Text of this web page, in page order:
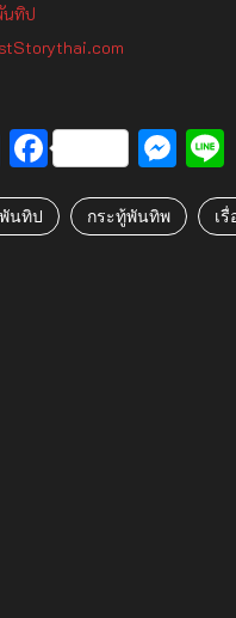
ทิป
Facebook
นทิป กระทู้พันทิพ เ